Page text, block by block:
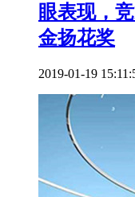
眼表现，
金扬花奖
2019-01-19